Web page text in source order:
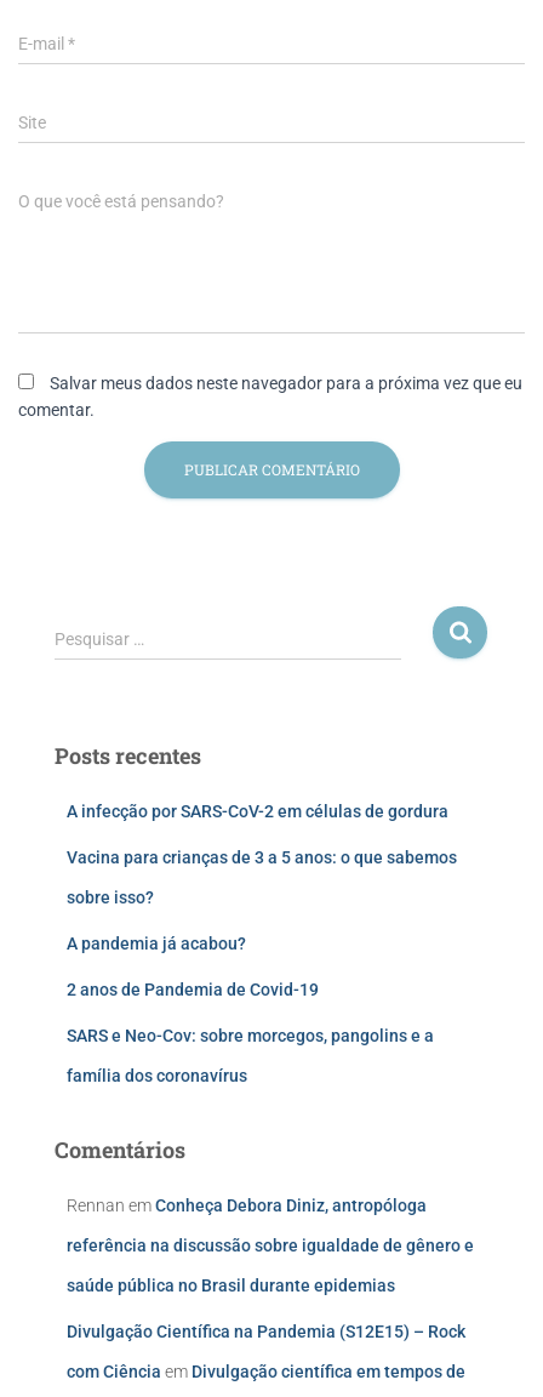
E-mail *
Site
O que você está pensando?
Salvar meus dados neste navegador para a próxima vez que eu
comentar.
Pesquisar …
Posts recentes
A infecção por SARS-CoV-2 em células de gordura
Vacina para crianças de 3 a 5 anos: o que sabemos
sobre isso?
A pandemia já acabou?
2 anos de Pandemia de Covid-19
SARS e Neo-Cov: sobre morcegos, pangolins e a
família dos coronavírus
Comentários
Rennan emConheça Debora Diniz, antropóloga
referência na discussão sobre igualdade de gênero e
saúde pública no Brasil durante epidemias
Divulgação Científica na Pandemia (S12E15) – Rock
com Ciência em Divulgação científica em tempos de